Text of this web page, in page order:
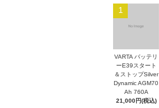
1
VARTA バッテリ
ーE39スタート
＆ストップSilver
Dynamic AGM70
Ah 760A
21,000円(税込)